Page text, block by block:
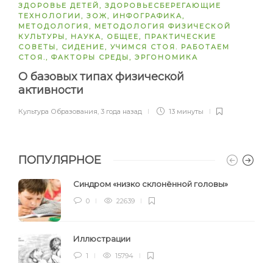
ЗДОРОВЬЕ ДЕТЕЙ , ЗДОРОВЬЕСБЕРЕГАЮЩИЕ
ТЕХНОЛОГИИ , ЗОЖ , ИНФОГРАФИКА ,
МЕТОДОЛОГИЯ , МЕТОДОЛОГИЯ ФИЗИЧЕСКОЙ
КУЛЬТУРЫ , НАУКА , ОБЩЕЕ , ПРАКТИЧЕСКИЕ
СОВЕТЫ , СИДЕНИЕ , УЧИМСЯ СТОЯ. РАБОТАЕМ
СТОЯ. , ФАКТОРЫ СРЕДЫ , ЭРГОНОМИКА
О базовых типах физической
активности
Культура Образования 3 года назад 13 минуты
ПОПУЛЯРНОЕ
Синдром «низко склонённой головы»
0 22639
Иллюстрации
1 15794